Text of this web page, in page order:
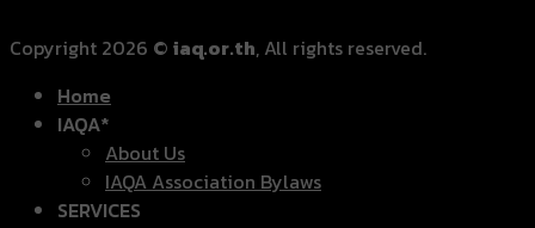
Copyright 2026 © iaq.or.th, All rights reserved.
Home
IAQA*
About Us
IAQA Association Bylaws
SERVICES